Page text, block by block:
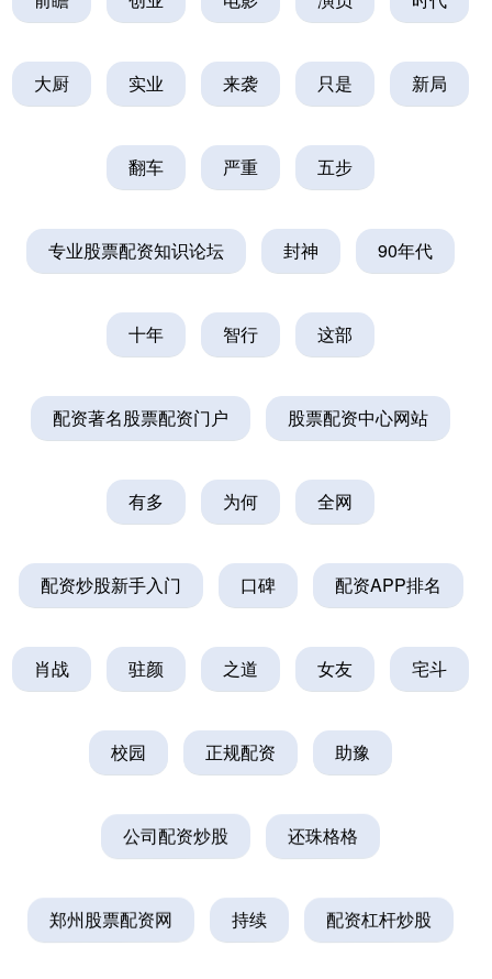
大厨 实业 来袭 只是 新局
翻车 严重 五步
专业股票配资知识论坛 封神 90年代
十年 智行 这部
配资著名股票配资门户 股票配资中心网站
有多 为何 全网
配资炒股新手入门 口碑 配资APP排名
肖战 驻颜 之道 女友 宅斗
校园 正规配资 助豫
公司配资炒股 还珠格格
郑州股票配资网 持续 配资杠杆炒股